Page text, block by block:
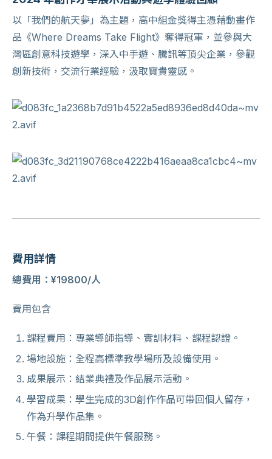
以「我們的航天夢」為主題，高中組金獎得主憑藉動畫作
品《Where Dreams Take Flight》奪得冠軍，並參與大
灣區創意科技遊學，深入中手遊、騰訊等頂尖企業，參觀
創新技術，交流行業經驗，汲取寶貴靈感。
費用詳情
總費用：¥19800/人
費用包含
課程費用：專業導師指導、實訓材料、課程認證。
場地設施：全程高標準教學場所及設備使用。
成果展示：結業典禮及作品展示活動。
學習成果：學生完成的3D創作作品可帶回個人留存，
作為升學作品集。
午餐：課程期間提供午餐服務。